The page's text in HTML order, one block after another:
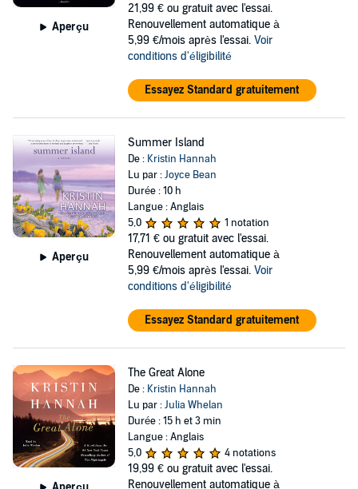
Aperçu
21,99 € ou gratuit avec l'essai.
Renouvellement automatique à
5,99 €/mois après l'essai. Voir
conditions d'éligibilité
Essayez Standard gratuitement
Aperçu
Summer Island
De : Kristin Hannah
Lu par :Joyce Bean
Durée : 10 h
Langue : Anglais
5,0
1 notation
17,71 € ou gratuit avec l'essai.
Renouvellement automatique à
5,99 €/mois après l'essai. Voir
conditions d'éligibilité
Essayez Standard gratuitement
The Great Alone
De : Kristin Hannah
Lu par :Julia Whelan
Durée : 15 h et 3 min
Langue : Anglais
5,0
4 notations
19,99 € ou gratuit avec l'essai.
Renouvellement automatique à